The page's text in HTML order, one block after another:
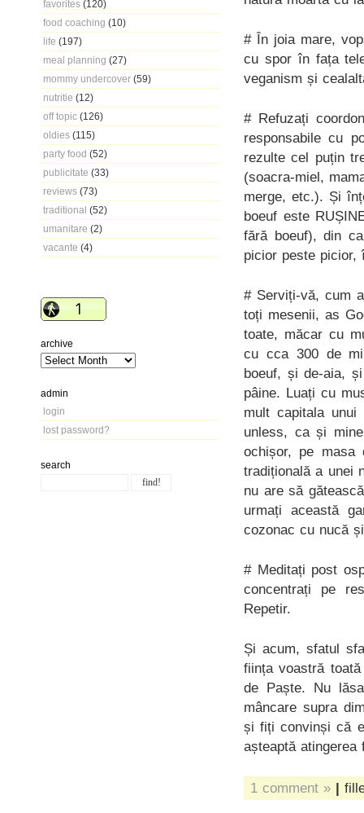
favorites (120)
food coaching (10)
life (197)
meal planning (27)
mommy undercover (59)
nutritie (12)
off topic (126)
oldies (115)
party food (52)
publicitate (33)
reviews (73)
traditional (52)
umanitare (2)
vacante (4)
archive
admin
login
lost password?
search
# În joia mare,
cu spor în fața
veganism și
# Refuzați
responsabile cu
rezulte cel puțin
(soacra-miel,
merge, etc.). Și
boeuf este
fără boeuf), din
picior peste picior,
# Serviți-vă, cum
toți mesenii, as
toate, măcar cu
cu cca 300 de
boeuf, și de-aia,
pâine. Luați cu
mult capitala
unless, ca și
ochișor, pe masa
tradițională a unei
nu are să
urmați această
cozonac cu nucă
# Meditați post
concentrați pe
Repetir.
Și acum, sfatul
ființa voastră
de Paște. Nu
mâncare supra
și fiți convinși că
așteaptă
1 comment » |